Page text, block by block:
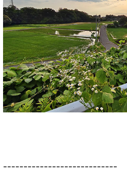
----------------------------